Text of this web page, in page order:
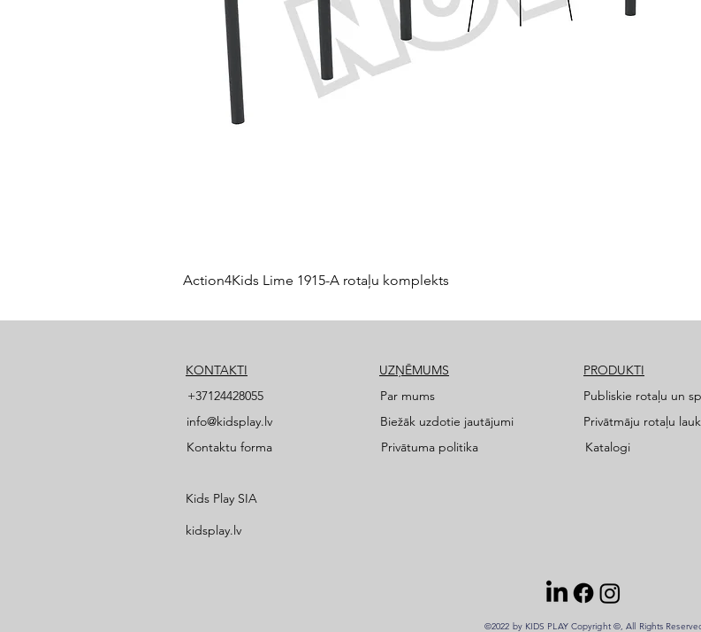
Action4Kids Lime 1915-A rotaļu komplekts
KONTAKTI
+37124428055
info@kidsplay.lv
Kontaktu forma
UZŅĒMUMS
Par mums
Biežāk uzdotie jautājumi
Privātuma politika
PRODUKTI
Publiskie rotaļu un
Privātmāju rotaļu
Katalogi
Kids Play SIA
kidsplay.lv
©2022 by KIDS PLAY Copyright ©, All Rights